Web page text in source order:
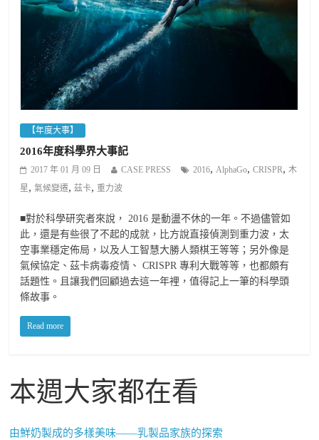
【年度大事】
2016年度科學界大事記
2017 年 01 月 09 日 CASE PRESS 2016, AlphaGo,CRISPR,木
星,氣候變遷,茲卡,重力波
■對於科學研究者來說， 2016 是動盪不休的一年。不過儘管如
此，還是有些很了不起的成就，比方說直接偵測到重力波，太
空事業穩定佈局，以及人工智慧大勝人類棋王等等；另外像是
氣候協定、茲卡病毒疫情、 CRISPR 專利大戰等等，也都頗有
話題性。且讓我們回顧過去這一年裡，值得記上一筆的科學頭
條故事。
Read more
本週大家都在看
由鮮奶製成的多樣美味——乳製品家族的探索